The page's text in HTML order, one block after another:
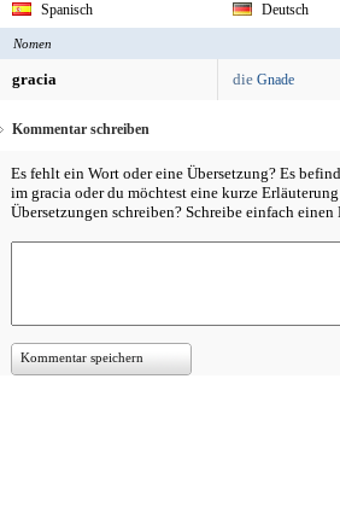
Spanisch Deutsch
Nomen
gracia die Gnade
Kommentar schreiben
Es fehlt ein Wort oder eine Übersetzung? Es
im gracia oder du möchtest eine kurze
Übersetzungen schreiben? Schreibe einfach einen
Kommentar speichern